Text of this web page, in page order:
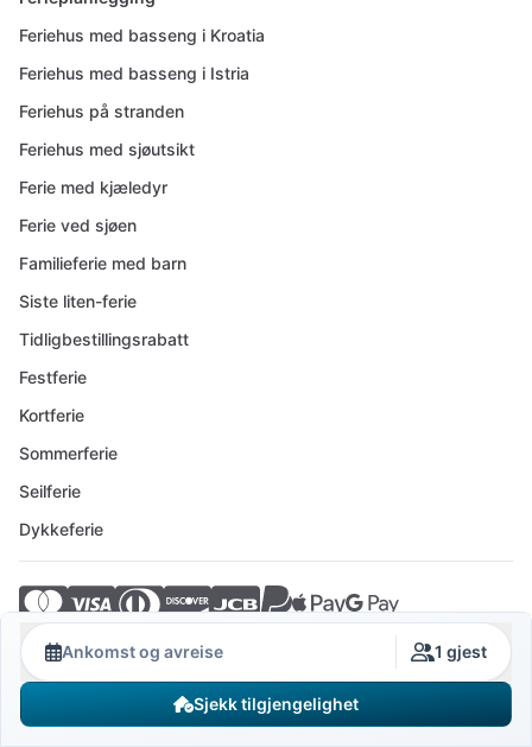
Ankomst og avreise 1 gjest
Sjekk tilgjengelighet
Feriehus med basseng i Kroatia
Feriehus med basseng i Istria
Feriehus på stranden
Feriehus med sjøutsikt
Ferie med kjæledyr
Ferie ved sjøen
Familieferie med barn
Siste liten-ferie
Tidligbestillingsrabatt
Festferie
Kortferie
Sommerferie
Seilferie
Dykkeferie
© 2026 Crovillas GmbH